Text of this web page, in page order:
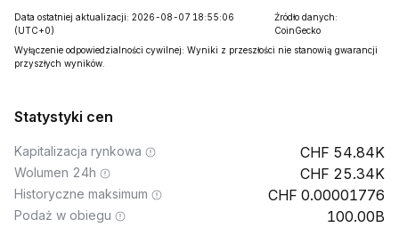
Data ostatniej aktualizacji: 2026-08-07 18:55:06
(UTC+0)
Źródło danych:
CoinGecko
Wyłączenie odpowiedzialności cywilnej: Wyniki z przeszłości nie stanowią gwarancji
przyszłych wyników.
Statystyki cen
Kapitalizacja rynkowa 54.84K
Wolumen 24h 25.34K
Historyczne maksimum 0.00001776
Podaż w obiegu 100.00B